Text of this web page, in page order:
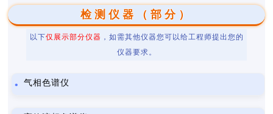
检测仪器（部分）
以下仅展示部分仪器 ，如需其他仪器您可以给工程师提出您的
仪器要求。
气相色谱仪